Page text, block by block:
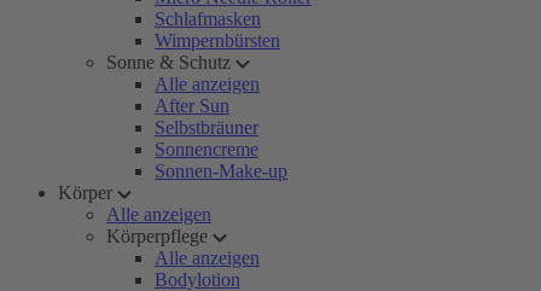
Schlafmasken
Wimpernbürsten
Sonne & Schutz
Alle anzeigen
After Sun
Selbstbräuner
Sonnencreme
Sonnen-Make-up
Körper
Alle anzeigen
Körperpflege
Alle anzeigen
Bodylotion